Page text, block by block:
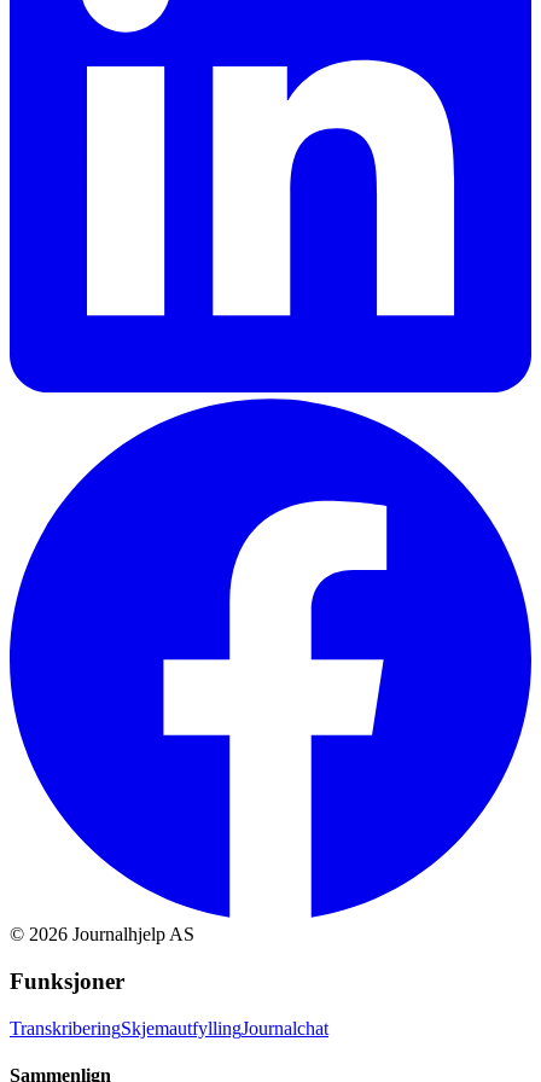
© 2026 Journalhjelp AS
Funksjoner
TranskriberingSkjemautfyllingJournalchat
Sammenlign